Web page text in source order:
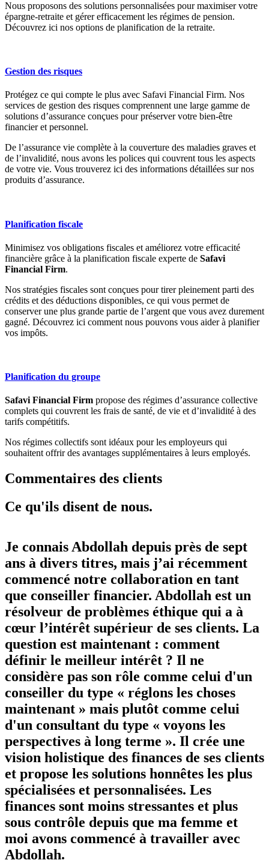
Nous proposons des solutions personnalisées pour maximiser votre
épargne-retraite et gérer efficacement les régimes de pension.
Découvrez ici nos options de planification de la retraite.
Gestion des risques
Protégez ce qui compte le plus avec Safavi Financial Firm. Nos
services de gestion des risques comprennent une large gamme de
solutions d’assurance conçues pour préserver votre bien-être
financier et personnel.
De l’assurance vie complète à la couverture des maladies graves et
de l’invalidité, nous avons les polices qui couvrent tous les aspects
de votre vie. Vous trouverez ici des informations détaillées sur nos
produits d’assurance.
Planification fiscale
Minimisez vos obligations fiscales et améliorez votre efficacité
financière grâce à la planification fiscale experte de Safavi
Financial Firm.
Nos stratégies fiscales sont conçues pour tirer pleinement parti des
crédits et des déductions disponibles, ce qui vous permet de
conserver une plus grande partie de l’argent que vous avez durement
gagné. Découvrez ici comment nous pouvons vous aider à planifier
vos impôts.
Planification du groupe
Safavi Financial Firm propose des régimes d’assurance collective
complets qui couvrent les frais de santé, de vie et d’invalidité à des
tarifs compétitifs.
Nos régimes collectifs sont idéaux pour les employeurs qui
souhaitent offrir des avantages supplémentaires à leurs employés.
Commentaires des clients
Ce qu'ils disent de nous.
Je connais Abdollah depuis près de sept
ans à divers titres, mais j’ai récemment
commencé notre collaboration en tant
que conseiller financier. Abdollah est un
résolveur de problèmes éthique qui a à
cœur l’intérêt supérieur de ses clients. La
question est maintenant : comment
définir le meilleur intérêt ? Il ne
considère pas son rôle comme celui d'un
conseiller du type « réglons les choses
maintenant » mais plutôt comme celui
d'un consultant du type « voyons les
perspectives à long terme ». Il crée une
vision holistique des finances de ses clients
et propose les solutions honnêtes les plus
spécialisées et personnalisées. Les
finances sont moins stressantes et plus
sous contrôle depuis que ma femme et
moi avons commencé à travailler avec
Abdollah.